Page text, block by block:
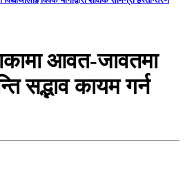
आवत-जावतमा
सद्भाव कायम गर्न